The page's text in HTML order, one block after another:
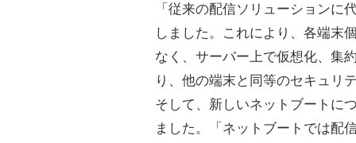
「従来の配信ソリューションに
しました。これにより、各端末
なく、サーバー上で仮想化、集
り、他の端末と同等のセキュリ
そして、新しいネットブートに
ました。「ネットブートでは配